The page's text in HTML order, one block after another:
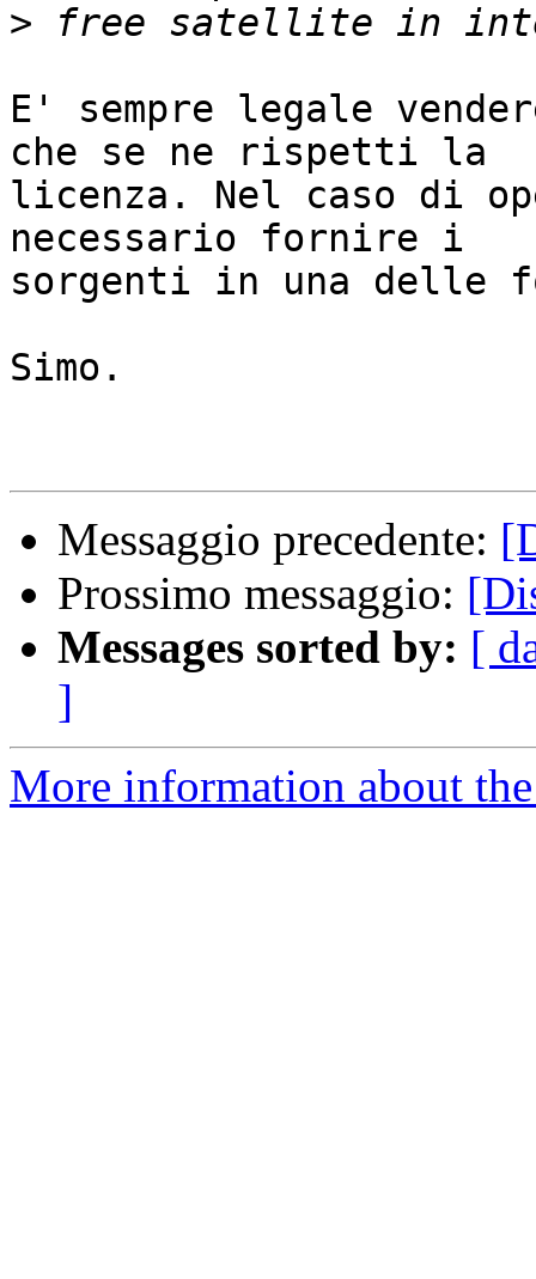
>
E' sempre legale
che se ne rispetti la
licenza. Nel caso di
necessario fornire i
sorgenti in una delle
Simo.
Messaggio precedente:
Prossimo messaggio:
Messages sorted by: [
]
More information about